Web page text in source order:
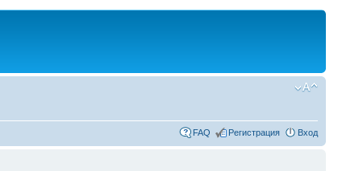
FAQ Регистрация Вход